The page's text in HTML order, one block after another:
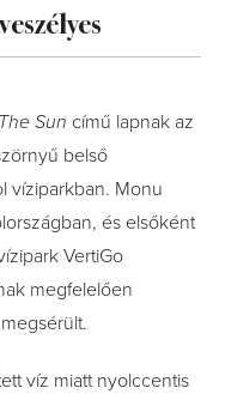
The Sun című lapnak az
belső
víziparkban. Monu
és elsőként
VertiGo
megfelelően
víz miatt nyolccentis